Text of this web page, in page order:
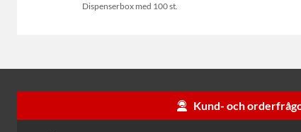
Dispenserbox med 100 st.
Kund- och